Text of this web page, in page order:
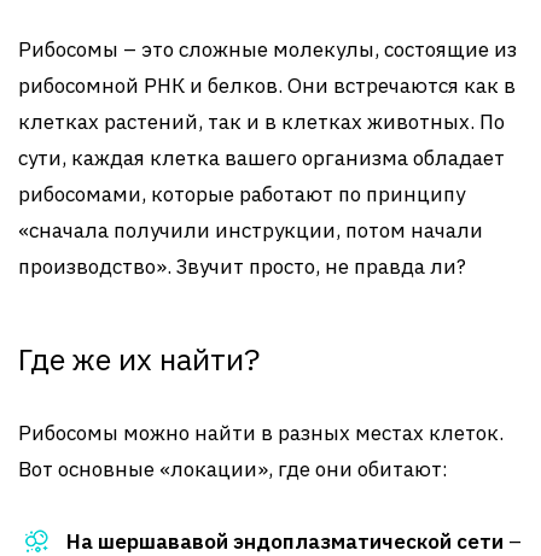
Рибосомы – это сложные молекулы, состоящие из
рибосомной РНК и белков. Они встречаются как в
клетках растений, так и в клетках животных. По
сути, каждая клетка вашего организма обладает
рибосомами, которые работают по принципу
«сначала получили инструкции, потом начали
производство». Звучит просто, не правда ли?
Где же их найти?
Рибосомы можно найти в разных местах клеток.
Вот основные «локации», где они обитают:
На шершававой эндоплазматической сети –